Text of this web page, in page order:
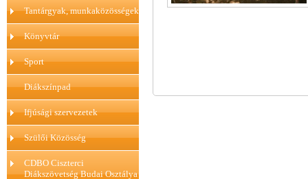
Tantárgyak, munkaközösségek
Könyvtár
Sport
Diákszínpad
Ifjúsági szervezetek
Szülői Közösség
CDBO Ciszterci
Diákszövetség Budai Osztálya